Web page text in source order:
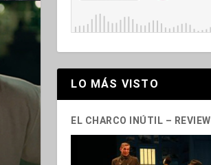
LO MÁS VISTO
EL CHARCO INÚTIL – REVIEW